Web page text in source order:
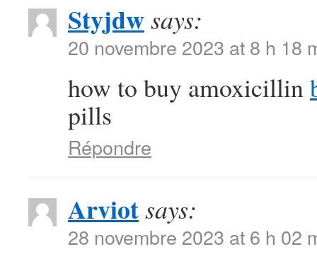
Styjdwsays:
20 novembre 2023 at 8 h 18
how to buy amoxicillin
pills
Répondre
Arviotsays:
28 novembre 2023 at 6 h 02